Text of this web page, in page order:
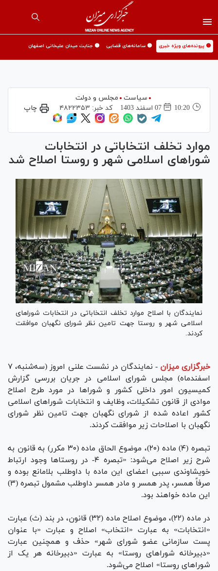
🟡 پرونده‌های ویژه خبری 🟡 سامانه‌های قضایی 🟡 جنایت میدان علیخانی اصفهان
سیاست
مجلس و دولت
10:20
07 اسفند 1403 کد خبر: ۴۸۲۲۳۵۳ چاپ
موارد تخلف انتخاباتی در انتخابات
شورا‌های اسلامی شهر و روستا اصلاح شد
نمایندگان با اصلاح موارد تخلف انتخاباتی در انتخابات شورا‌های
اسلامی شهر و روستا جهت تامین نظر شورای نگهبان موافقت
کردند.
خبرگزاری میزان -
نمایندگان در نشست علنی امروز (سه‌شنبه، ۷
اسفند‌ماه) مجلس شورای اسلامی در جریان بررسی گزارش
کمیسیون امور داخلی کشور و شورا‌ها در مورد طرح اصلاح
موادی از قانون تشکیلات، وظایف و انتخابات شورا‌های اسلامی
کشور اعاده شده از شورای نگهبان جهت تامین نظر شورای
نگهبان با اصلاحات زیر موافقت کردند.
تبصره (۴) ماده (۲۰)، موضوع الحاق ماده (۳۰ مکرر) به قانون به
شرح زیر اصلاح می‌شود: «تبصره ۴- در روستا‌ها وجود ارتباط
خویشاوندی سببی اعضای این ماده با داوطلب بلامانع بوده و
صرفاً همسر، پدر همسر و مادر همسر داوطلب مشمول تبصره (۳)
این ماده خواهند بود.
در ماده (۲۲)، موضوع اصلاح ماده (۳۲) قانون، در بند (ث) عبارت
«انتخابات» به عبارت «انتخاب» اصلاح و عبارت «با عنوان
پست سازمانی عضو شورای شهر» حذف و همچنین عبارت
«دبیرخانه شورا‌های روستا» به عبارت «دبیرخانه هر یک از
شورا‌های روستا» اصلاح می‌شود.